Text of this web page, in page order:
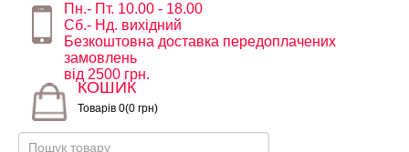
Пн.- Пт. 10.00 - 18.00
Сб.- Нд. вихідний
Безкоштовна доставка передоплачених
замовлень
від 2500 грн.
КОШИК
Товарів 0(0 грн)